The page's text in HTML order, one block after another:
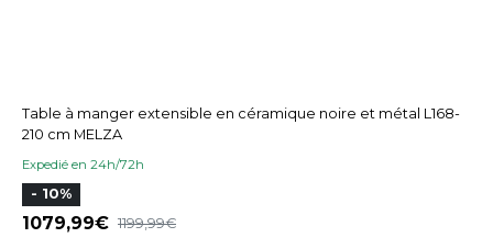
Table à manger extensible en céramique noire et métal L168-
210 cm MELZA
Expedié en 24h/72h
- 10%
1079,99 1199,99